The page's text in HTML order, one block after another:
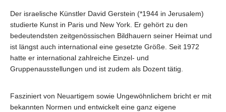
Der israelische Künstler David Gerstein (*1944 in Jerusalem)
studierte Kunst in Paris und New York. Er gehört zu den
bedeutendsten zeitgenössischen Bildhauern seiner Heimat und
ist längst auch international eine gesetzte Größe. Seit 1972
hatte er international zahlreiche Einzel- und
Gruppenausstellungen und ist zudem als Dozent tätig.
Fasziniert von Neuartigem sowie Ungewöhnlichem bricht er mit
bekannten Normen und entwickelt eine ganz eigene